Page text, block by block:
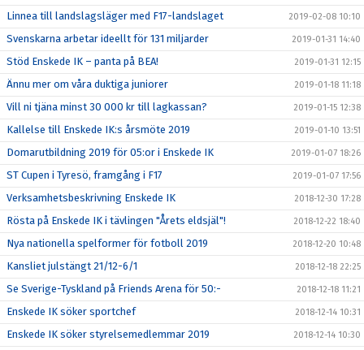
Linnea till landslagsläger med F17-landslaget 2019-02-08 10:10
Svenskarna arbetar ideellt för 131 miljarder 2019-01-31 14:40
Stöd Enskede IK – panta på BEA! 2019-01-31 12:15
Ännu mer om våra duktiga juniorer 2019-01-18 11:18
Vill ni tjäna minst 30 000 kr till lagkassan? 2019-01-15 12:38
Kallelse till Enskede IK:s årsmöte 2019 2019-01-10 13:51
Domarutbildning 2019 för 05:or i Enskede IK 2019-01-07 18:26
ST Cupen i Tyresö, framgång i F17 2019-01-07 17:56
Verksamhetsbeskrivning Enskede IK 2018-12-30 17:28
Rösta på Enskede IK i tävlingen "Årets eldsjäl"! 2018-12-22 18:40
Nya nationella spelformer för fotboll 2019 2018-12-20 10:48
Kansliet julstängt 21/12-6/1 2018-12-18 22:25
Se Sverige-Tyskland på Friends Arena för 50:- 2018-12-18 11:21
Enskede IK söker sportchef 2018-12-14 10:31
Enskede IK söker styrelsemedlemmar 2019 2018-12-14 10:30